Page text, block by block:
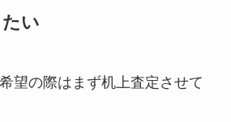
い
望の際はまず机上査定させて